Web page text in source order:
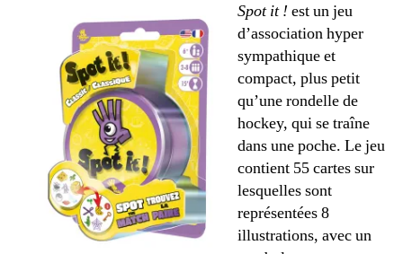
Spot it ! est un jeu
d’association hyper
sympathique et
compact, plus petit
qu’une rondelle de
hockey, qui se traîne
dans une poche. Le jeu
contient 55 cartes sur
lesquelles sont
représentées 8
illustrations, avec un